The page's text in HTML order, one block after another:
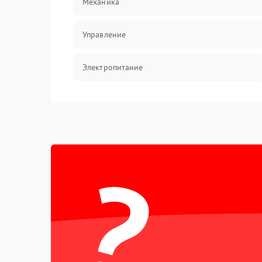
Управление
Электропитание
Хладагент